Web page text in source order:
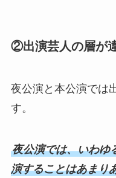
②出演芸人の層が
夜公演と本公演では
す。
夜公演では、いわゆ
演することはあまり